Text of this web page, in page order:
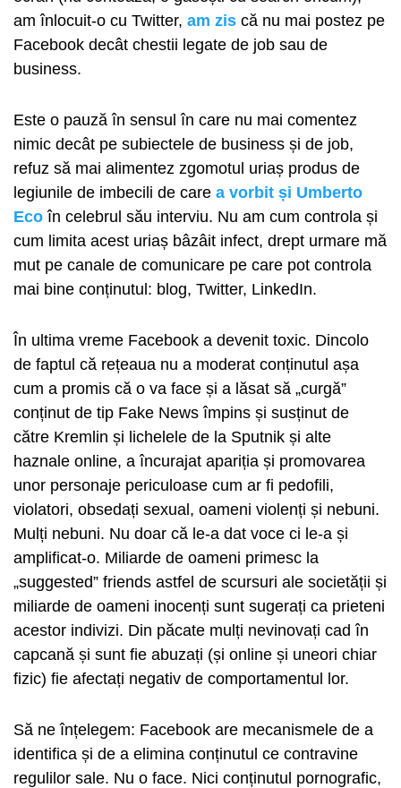
am înlocuit-o cu Twitter, am zis că nu mai postez pe
Facebook decât chestii legate de job sau de
business.
Este o pauză în sensul în care nu mai comentez
nimic decât pe subiectele de business și de job,
refuz să mai alimentez zgomotul uriaș produs de
legiunile de imbecili de care a vorbit și Umberto
Eco în celebrul său interviu. Nu am cum controla și
cum limita acest uriaș bâzâit infect, drept urmare mă
mut pe canale de comunicare pe care pot controla
mai bine conținutul: blog, Twitter, LinkedIn.
În ultima vreme Facebook a devenit toxic. Dincolo
de faptul că rețeaua nu a moderat conținutul așa
cum a promis că o va face și a lăsat să „curgă”
conținut de tip Fake News împins și susținut de
către Kremlin și lichelele de la Sputnik și alte
haznale online, a încurajat apariția și promovarea
unor personaje periculoase cum ar fi pedofili,
violatori, obsedați sexual, oameni violenți și nebuni.
Mulți nebuni. Nu doar că le-a dat voce ci le-a și
amplificat-o. Miliarde de oameni primesc la
„suggested” friends astfel de scursuri ale societății și
miliarde de oameni inocenți sunt sugerați ca prieteni
acestor indivizi. Din păcate mulți nevinovați cad în
capcană și sunt fie abuzați (și online și uneori chiar
fizic) fie afectați negativ de comportamentul lor.
Să ne înțelegem: Facebook are mecanismele de a
identifica și de a elimina conținutul ce contravine
regulilor sale. Nu o face. Nici conținutul pornografic,